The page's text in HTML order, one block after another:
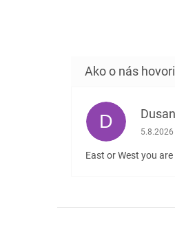
D Dusan
5.8.2026
East or West you